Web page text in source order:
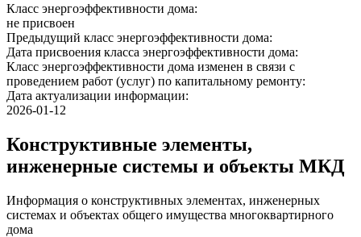
Класс энергоэффективности дома:
не присвоен
Предыдущий класс энергоэффективности дома:
Дата присвоения класса энергоэффективности дома:
Класс энергоэффективности дома изменен в связи с
проведением работ (услуг) по капитальному ремонту:
Дата актуализации информации:
2026-01-12
Конструктивные элементы,
инженерные системы и объекты МКД
Информация о конструктивных элементах, инженерных
системах и объектах общего имущества многоквартирного
дома